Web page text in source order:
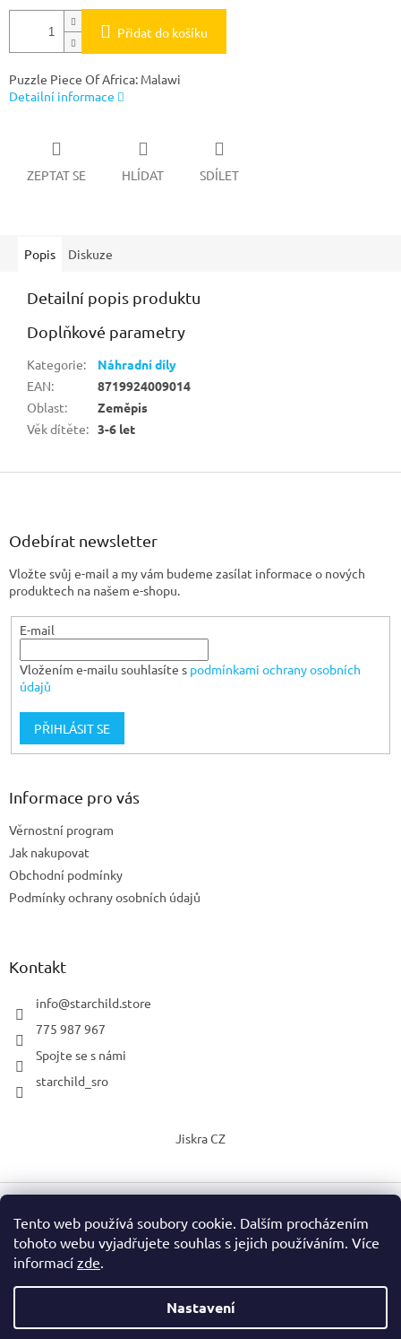
Tento web používá soubory cookie. Dalším procházením
tohoto webu vyjadřujete souhlas s jejich používáním. Více
informací zde.
Nastavení
Přidat do košíku
Puzzle Piece Of Africa: Malawi
Detailní informace
ZEPTAT SE HLÍDAT SDÍLET
Popis Diskuze
Detailní popis produktu
Doplňkové parametry
Kategorie:
Náhradní díly
EAN:
8719924009014
Oblast:
Zeměpis
Věk dítěte: 3-6 let
Z
Odebírat newsletter
Vložte svůj e-mail a my vám budeme zasílat informace o nových
produktech na našem e-shopu.
E-mail
Vložením e-mailu souhlasíte s podmínkami ochrany osobních
údajů
PŘIHLÁSIT SE
Informace pro vás
Věrnostní program
Jak nakupovat
Obchodní podmínky
Podmínky ochrany osobních údajů
Kontakt
info@starchild.store
775 987 967
Spojte se s námi
starchild_sro
Jiskra CZ
Vytvořil Shoptet
Upravit nastavení cookies